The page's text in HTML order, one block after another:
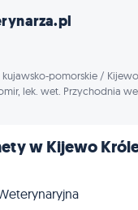
kujawsko-pomorskie /
lek. wet. Przychodnia
w Kijewo